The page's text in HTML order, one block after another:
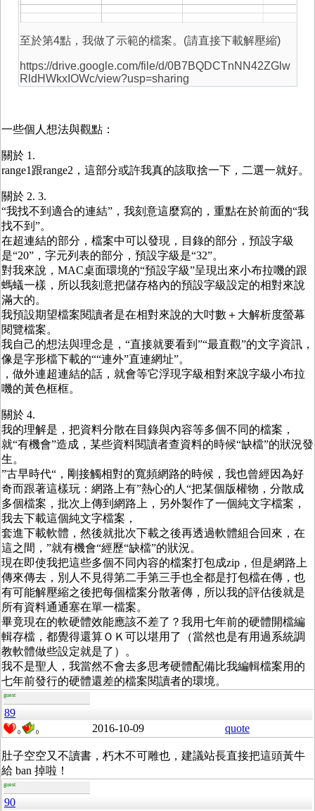
至於第4點，我做了示範的檔案。(請直接下載解壓縮)
https://drive.google.com/file/d/0B7BQDCTnNN42ZGlw
RldHWkxIOWc/view?usp=sharing
一些個人想法與觀點：
關於 1.
range1跟range2，這部分或許我真的該取捨一下，二選一就好。
關於 2. 3.
“我找不到適合的連結”，我刻意這麼寫的，重點在於前面的“我
找不到”。
在超連結的部分，檔案中可以發現，目錄的部分，預設字級
是“20”，字元列表的部分，預設字級是“32”。
對我來說，MAC桌面環境的“預設字級”呈現出來小布拉嘰的跟
螞蟻一樣，所以我刻意把儲存格內的預設字級設定的相對來說
滿大的。
我預設期望檔案閱讀者是在相對來說的大吋數＋大解析度螢幕
閱覽檔案。
我自己的想法與理念是，“直接就要看到”“最直觀”的文字資訊，
像是字形檔下載的““連外”直連網址”。
，做外連超連結的話，就會等它浮現字級相對來說字級小布拉
嘰的黃色框框。
關於 4.
我的理解是，把資料分散在目錄與內容等多個不同的檔案，
就“有機會”造成，某些資料閱讀者查資料的時候“缺檔”的狀況發
生。
”古早時代“，剛接觸相對的寬頻網路的時候，我也曾經因為好
奇而跟著這樣玩：網路上有”熱心的人“把某個版權物，分散成
多個檔案，批次上傳到網路上，另外製作了一個純文字檔案，
我去下載這個純文字檔案，
套進下載軟體，然後就批次下載之後再透過軟體組合回來，在
這之間，”就有機會“經歷“缺檔”的狀況。
現在即使我把這些多個不同內容的檔案打包成zip，但是網路上
傳來傳去，別人不見得第二手第三手也全都是打包檔在傳，也
有可能解壓縮之後把每個檔案分散著傳，所以我的評估後就是
所有資料通通塞在單一檔案。
畢竟現在的軟硬體效能應該不差了？我用七年前的硬體開檔編
輯存檔，都覺得還算ＯＫ可以堪用了（當然也是有用過系統調
教軟體做些設定就是了）。
我不是聖人，我當然不會去多思考硬體配備比我編輯檔案用的
七年前發行的硬體還差的檔案閱讀者的環境。
guest
89
0 0 2016-10-09 quote
肚子空空又不讀書，朽木不可雕也，建議站長直接把這頭黃牛
給 ban 掉啦！
guest
90